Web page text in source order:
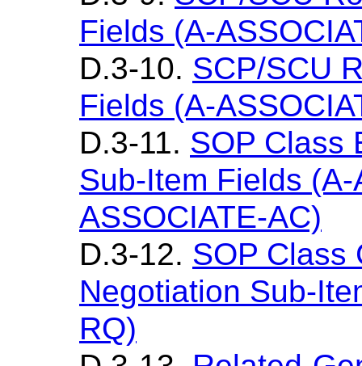
Fields (A-
D.3-10. SCP/SCU
Fields (A-
D.3-11. SOP Class
Sub-Item Fields
ASSOCIATE-AC)
D.3-12. SOP Class
Negotiation Sub-
RQ)